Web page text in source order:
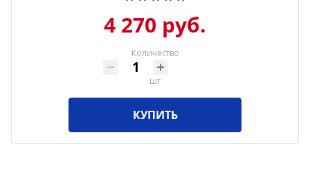
4 270 руб.
Количество
шт
КУПИТЬ